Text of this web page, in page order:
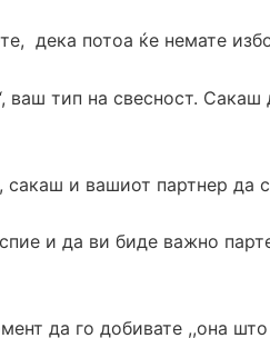
дека потоа ќе немате
ваш тип на свесност.
и вашиот партнер да
и да ви биде важно
да го добивате ,,она